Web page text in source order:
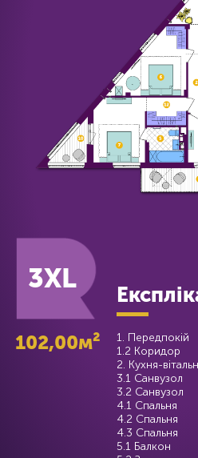
3XL
102,00м² 1. Передпокій
1.2 Коридор
2. Кухня-
3.1 Санвузол
3.2 Санвузол
4.1 Спальня
4.2 Спальня
4.3 Спальня
5.1 Балкон